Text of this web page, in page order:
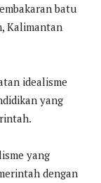
batu
Kalimantan
idealisme
yang
yang
dengan